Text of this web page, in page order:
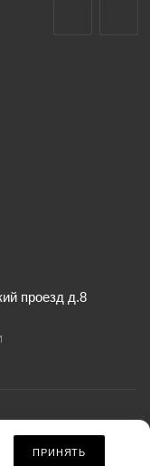
проезд д.8
публичной офертой.
ПРИНЯТЬ